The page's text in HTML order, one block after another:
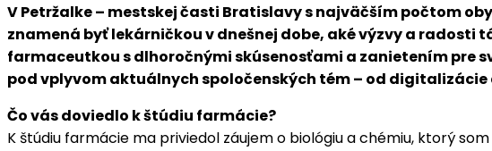
V Petržalke – mestskej časti Bratislavy s najväčším počtom
znamená byť lekárničkou v dnešnej dobe, aké výzvy a radosti
farmaceutkou s dlhoročnými skúsenosťami a zanietením pre
pod vplyvom aktuálnych spoločenských tém – od
Čo vás doviedlo k štúdiu farmácie?
K štúdiu farmácie ma priviedol záujem o biológiu a chémiu, ktorý